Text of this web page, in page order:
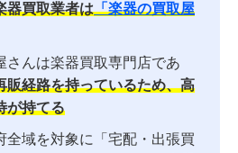
器買取業者は「楽器の買取屋
さんは楽器買取専門店であ
販経路を持っているため、高
が持てる
全域を対象に「宅配・出張買